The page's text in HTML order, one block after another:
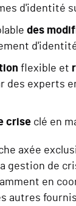
d'identité
des
flexible et
des experts
crise clé en
axée
gestion de
en
autres